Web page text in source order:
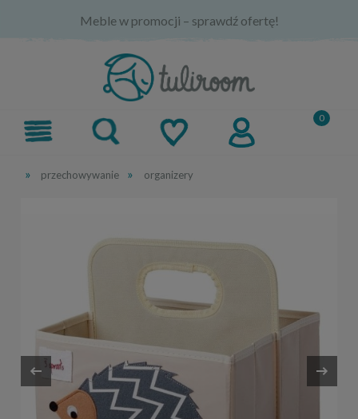
Meble w promocji – sprawdź ofertę!
» przechowywanie » organizery